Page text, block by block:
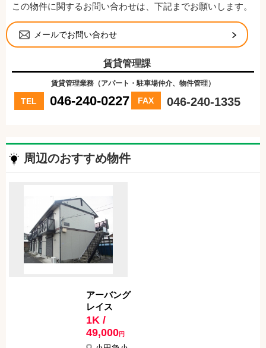
この物件に関するお問い合わせは、下記までお願いします。
メールでお問い合わせ
賃貸管理課
賃貸管理業務（アパート・駐車場仲介、物件管理）
TEL 046-240-0227 FAX 046-240-1335
周辺のおすすめ物件
アーバング
レイス
1K /
49,000円